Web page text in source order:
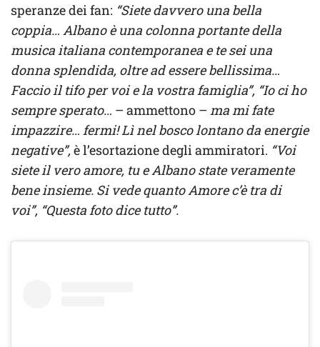
speranze dei fan: “Siete davvero una bella
coppia… Albano è una colonna portante della
musica italiana contemporanea e te sei una
donna splendida, oltre ad essere bellissima…
Faccio il tifo per voi e la vostra famiglia”, “Io ci ho
sempre sperato… – ammettono – ma mi fate
impazzire… fermi! Lì nel bosco lontano da energie
negative”,è l’esortazione degli ammiratori. “Voi
siete il vero amore, tu e Albano state veramente
bene insieme. Si vede quanto Amore c’è tra di
voi”, “Questa foto dice tutto”.